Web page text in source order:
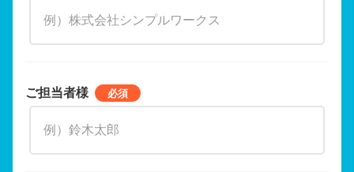
ご担当者様